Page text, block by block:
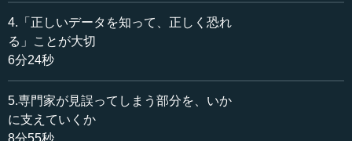
は、感染者の人数と人口に対する比率についてです。
小宮山 現時点の日本では、毎日200人～数百人ほど新規の
感染者が増えているといわれています。それを示している
のがグラフ中の、一番左側の図です。これは2月16から4月
21日までの、新規の感染者数です。
4.「正しいデータを知って、正しく恐れ
る」ことが大切
6分24秒
5.専門家が見誤ってしまう部分を、いか
に支えていくか
8分55秒